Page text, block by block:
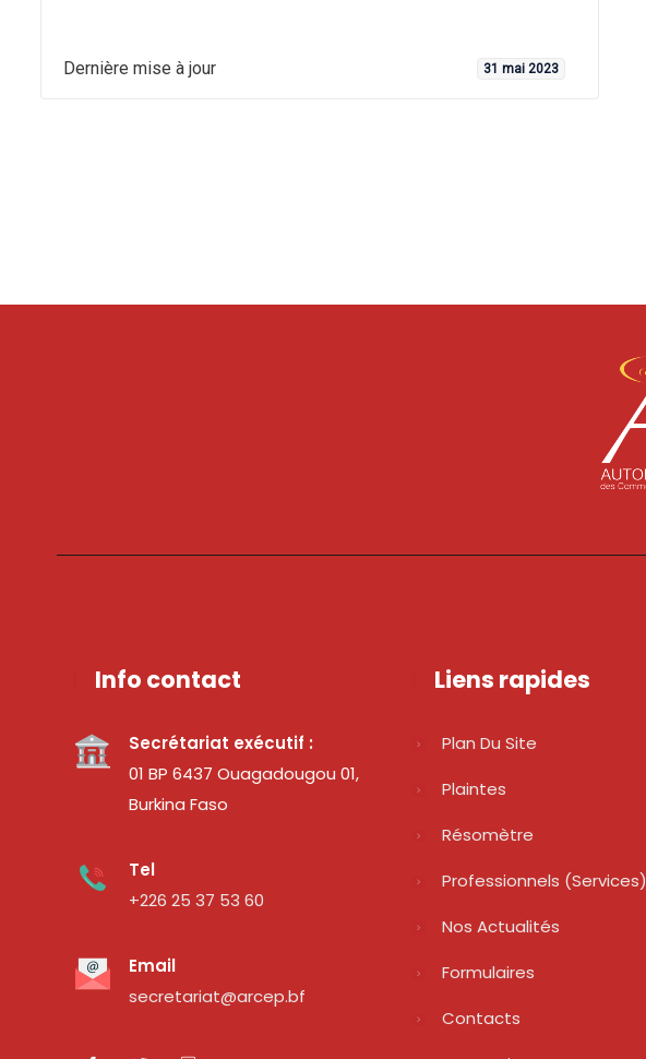
Dernière mise à jour 31 mai 2023
Info contact
Secrétariat exécutif :
01 BP 6437 Ouagadougou 01,
Burkina Faso
Tel
+226 25 37 53 60
Email
secretariat@arcep.bf
Liens rapides
Plan Du Site
Plaintes
Résomètre
Professionnels (services)
Nos Actualités
Formulaires
Contacts